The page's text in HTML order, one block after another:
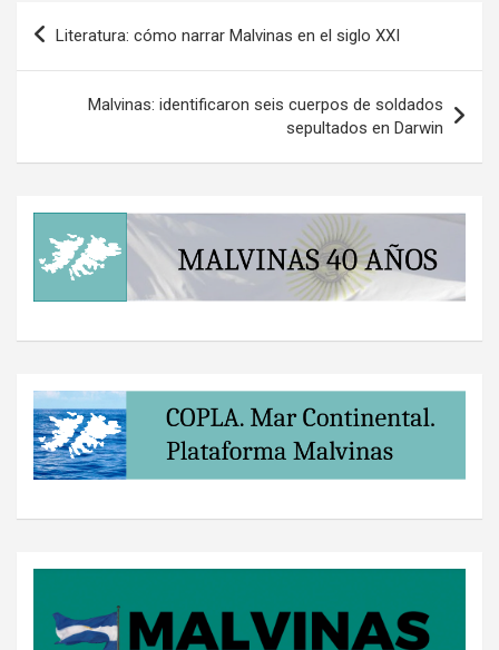
Navegación
entradas
Literatura: cómo narrar Malvinas en el siglo XXI
Malvinas: identificaron seis cuerpos de soldados
sepultados en Darwin